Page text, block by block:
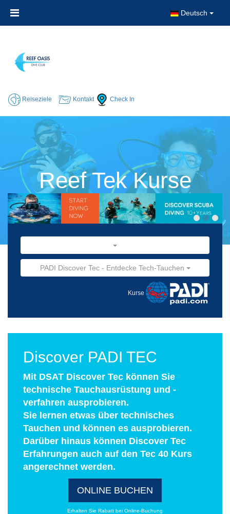
Deutsch
Reiseziele Kontakt Check In
Reef Tek Kurse
PADI Discover Tec - Entdecke Tech-Tauchen
Kurse
Discover PADI TEC
Mit DSAT Discover Tec können Sie
technische Tauchausrüstung und -
verfahren ausprobieren.
Sie lernen etwas über technisches
Tauchen und können es ausprobieren.
Darüber hinaus können Discover Tec
Erfahrungen auch auf den Tec 40 Kurs
angerechnet werden.
ONLINE BUCHEN
Erhalten Sie Rabatt bei Online-Buchung